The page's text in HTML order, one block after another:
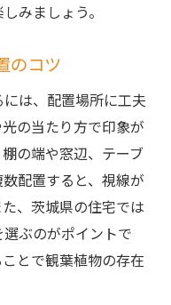
みましょう。
のコツ
は、配置場所に工夫
の当たり方で印象が
の端や窓辺、テーブ
配置すると、視線が
、茨城県の住宅では
ぶのがポイントで
とで観葉植物の存在